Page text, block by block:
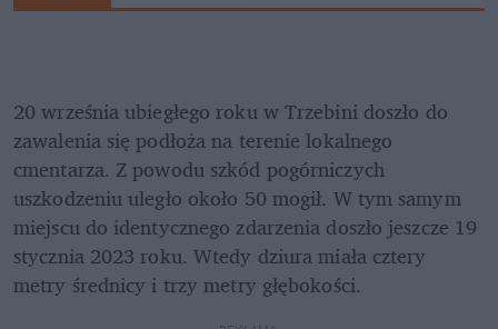
20 września ubiegłego roku w Trzebini doszło do
zawalenia się podłoża na terenie lokalnego
cmentarza. Z powodu szkód pogórniczych
uszkodzeniu uległo około 50 mogił. W tym samym
miejscu do identycznego zdarzenia doszło jeszcze 19
stycznia 2023 roku. Wtedy dziura miała cztery
metry średnicy i trzy metry głębokości.